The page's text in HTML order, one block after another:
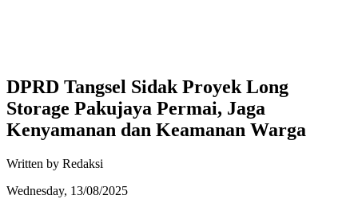
DPRD Tangsel Sidak Proyek Long
Storage Pakujaya Permai, Jaga
Kenyamanan dan Keamanan Warga
Written by Redaksi
Wednesday, 13/08/2025